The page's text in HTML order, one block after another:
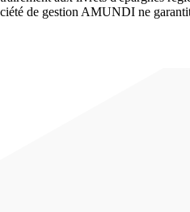
de gestion AMUNDI ne